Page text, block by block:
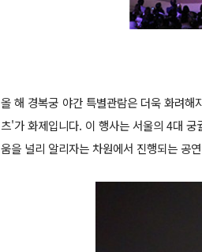
올 해 경복궁 야간 특별관람은 더욱 화려해
츠'가 화제입니다. 이 행사는 서울의 4대
움을 널리 알리자는 차원에서 진행되는 공